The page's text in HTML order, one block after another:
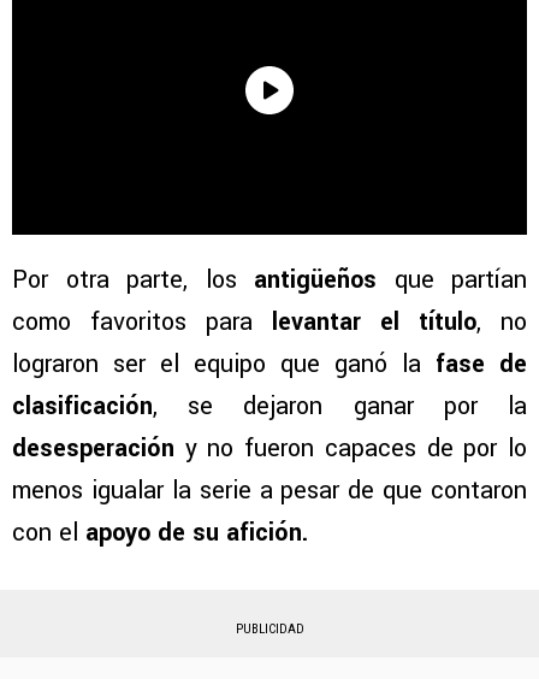
Por otra parte, los antigüeños que partían
como favoritos para levantar el título, no
lograron ser el equipo que ganó la fase de
clasificación, se dejaron ganar por la
desesperación y no fueron capaces de por lo
menos igualar la serie a pesar de que contaron
con el apoyo de su afición.
PUBLICIDAD